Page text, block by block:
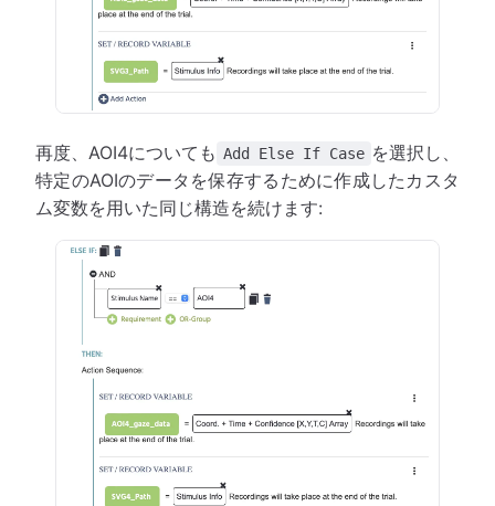
再度、AOI4についても Add Else If Case を選択し、
特定のAOIのデータを保存するために作成したカスタ
ム変数を用いた同じ構造を続けます: